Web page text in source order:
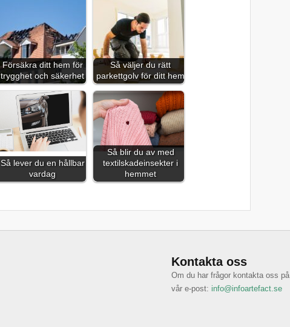
Försäkra ditt hem för
trygghet och säkerhet
Så väljer du rätt
parkettgolv för ditt hem
Så lever du en hållbar
vardag
Så blir du av med
textilskadeinsekter i
hemmet
Kontakta oss
Om du har frågor kontakta oss på
vår e-post: info@infoartefact.se